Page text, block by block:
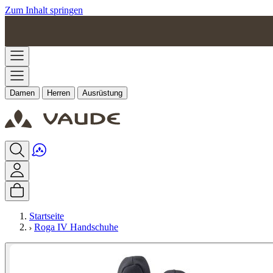
Zum Inhalt springen
Damen Herren Ausrüstung
Startseite
Roga IV Handschuhe